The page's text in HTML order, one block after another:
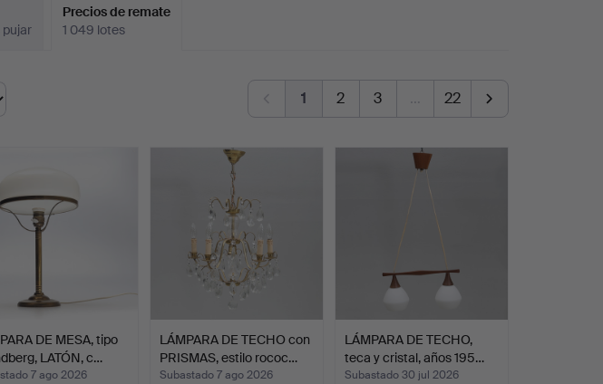
pujar
Precios de remate
1 049 lotes
1 2 3 … 22
DE MESA, tipo
LATÓN, c…
7 ago 2026
LÁMPARA DE TECHO con
PRISMAS, estilo rococ…
Subastado 7 ago 2026
LÁMPARA DE TECHO,
teca y cristal, años 195…
Subastado 30 jul 2026